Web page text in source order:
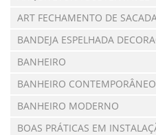
ART FECHAMENTO DE
BANDEJA ESPELHADA
BANHEIRO
BANHEIRO CONTEMPORÂNEO
BANHEIRO MODERNO
BOAS PRÁTICAS EM